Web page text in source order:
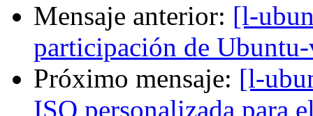
Mensaje anterior: [l-
participación de
Próximo mensaje: [l-
ISO personalizada para